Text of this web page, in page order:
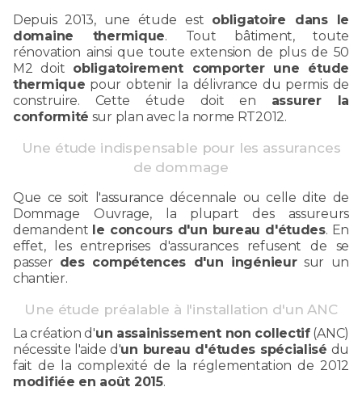
Depuis 2013, une étude est obligatoire dans le
domaine thermique. Tout bâtiment, toute
rénovation ainsi que toute extension de plus de 50
M2 doit obligatoirement comporter une étude
thermique pour obtenir la délivrance du permis de
construire. Cette étude doit en assurer la
conformité sur plan avec la norme RT2012.
Une étude indispensable pour les assurances
de dommage
Que ce soit l'assurance décennale ou celle dite de
Dommage Ouvrage, la plupart des assureurs
demandent le concours d'un bureau d'études. En
effet, les entreprises d'assurances refusent de se
passer des compétences d'un ingénieursur un
chantier.
Une étude préalable à l'installation d'un ANC
La création d'un assainissement non collectif(ANC)
nécessite l'aide d'un bureau d'études spécialisé du
fait de la complexité de la réglementation de 2012
modifiée en août 2015.